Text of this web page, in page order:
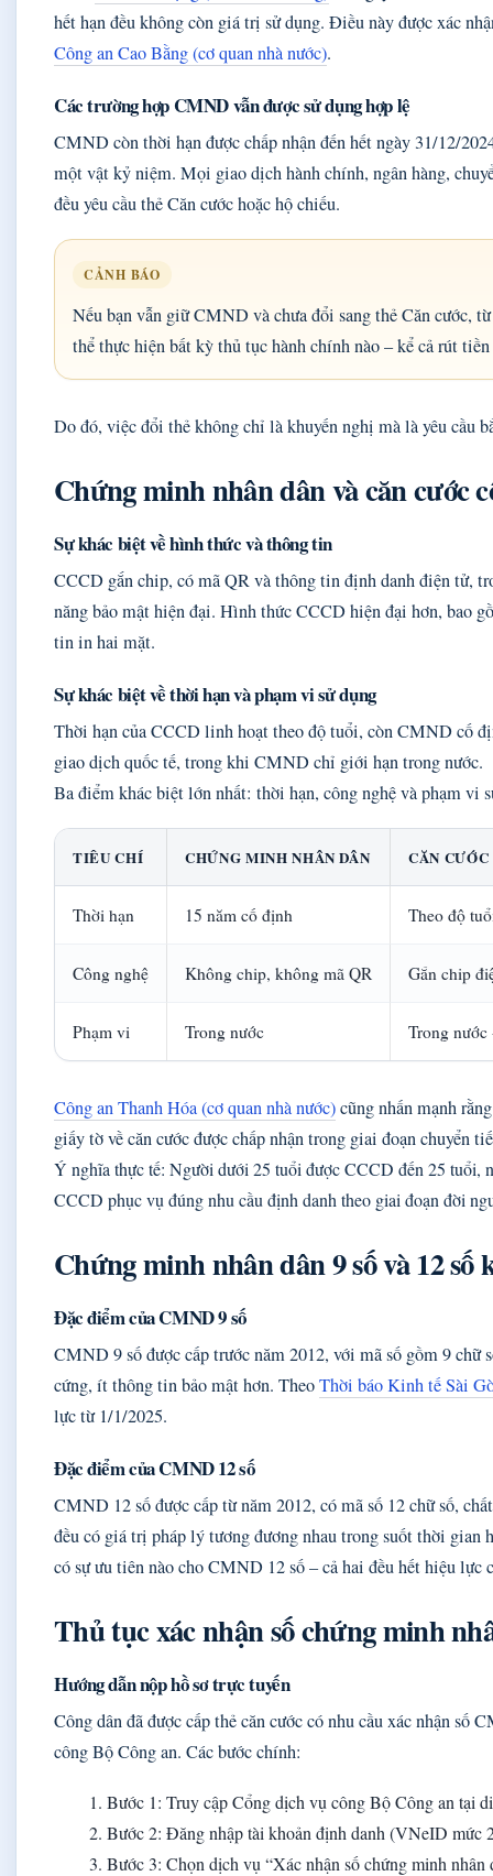
hết hạn đều không còn giá trị sử dụng. Điều này được xác
Công an Cao Bằng (cơ quan nhà nước).
Các trường hợp CMND vẫn được sử dụng hợp lệ
CMND còn thời hạn được chấp nhận đến hết ngày 31/12/
một vật kỷ niệm. Mọi giao dịch hành chính, ngân hàng,
đều yêu cầu thẻ Căn cước hoặc hộ chiếu.
CẢNH BÁO
Nếu bạn vẫn giữ CMND và chưa đổi sang thẻ Căn cước,
thể thực hiện bất kỳ thủ tục hành chính nào – kể cả rút
Do đó, việc đổi thẻ không chỉ là khuyến nghị mà là yêu cầu
Chứng minh nhân dân và căn cước
Sự khác biệt về hình thức và thông tin
CCCD gắn chip, có mã QR và thông tin định danh điện tử,
năng bảo mật hiện đại. Hình thức CCCD hiện đại hơn, bao
tin in hai mặt.
Sự khác biệt về thời hạn và phạm vi sử dụng
Thời hạn của CCCD linh hoạt theo độ tuổi, còn CMND cố
giao dịch quốc tế, trong khi CMND chỉ giới hạn trong nước.
Ba điểm khác biệt lớn nhất: thời hạn, công nghệ và phạm vi
TIÊU CHÍ CHỨNG MINH NHÂN DÂN CĂN CƯỚC
Thời hạn 15 năm cố định Theo độ
Công nghệ Không chip, không mã QR Gắn chip
Phạm vi Trong nước Trong nước
Công an Thanh Hóa (cơ quan nhà nước)cũng nhấn mạnh
giấy tờ về căn cước được chấp nhận trong giai đoạn chuyển
Ý nghĩa thực tế: Người dưới 25 tuổi được CCCD đến 25 tuổi,
CCCD phục vụ đúng nhu cầu định danh theo giai đoạn đời
Chứng minh nhân dân 9 số và 12 số
Đặc điểm của CMND 9 số
CMND 9 số được cấp trước năm 2012, với mã số gồm 9
cứng, ít thông tin bảo mật hơn. TheoThời báo Kinh tế Sài
lực từ 1/1/2025.
Đặc điểm của CMND 12 số
CMND 12 số được cấp từ năm 2012, có mã số 12 chữ số,
đều có giá trị pháp lý tương đương nhau trong suốt thời
có sự ưu tiên nào cho CMND 12 số – cả hai đều hết hiệu lực
Thủ tục xác nhận số chứng minh
Hướng dẫn nộp hồ sơ trực tuyến
Công dân đã được cấp thẻ căn cước có nhu cầu xác nhận số
công Bộ Công an. Các bước chính:
Bước 1: Truy cập Cổng dịch vụ công Bộ Công an tại
Bước 2: Đăng nhập tài khoản định danh (VNeID mức
Bước 3: Chọn dịch vụ “Xác nhận số chứng minh nhân